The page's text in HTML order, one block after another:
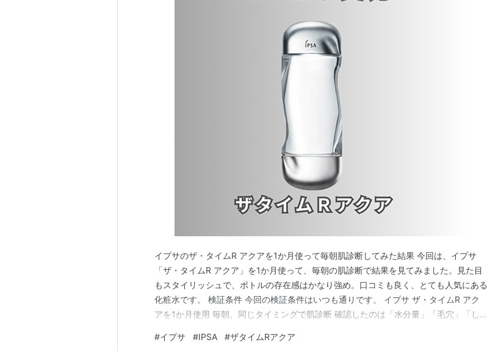
イプサのザ・タイムR アクアを1か月使って毎朝肌診断してみた結果 今回は、イプサ
「ザ・タイムR アクア」を1か月使って、毎朝の肌診断で結果を見てみました。見た目
もスタイリッシュで、ボトルの存在感はかなり強め。口コミも良く、とても人気にある
化粧水です。 検証条件 今回の検証条件はいつも通りです。 イプサ ザ・タイムR アク
アを1か月使用 毎朝、同じタイミングで肌診断 確認したのは「水分量」「毛穴」「し
月間見ています。 結論：イプサのザ・タイムR アクアは私の肌ではC級判定 先に結論
#イプサ #IPSA #ザタイムRアクア